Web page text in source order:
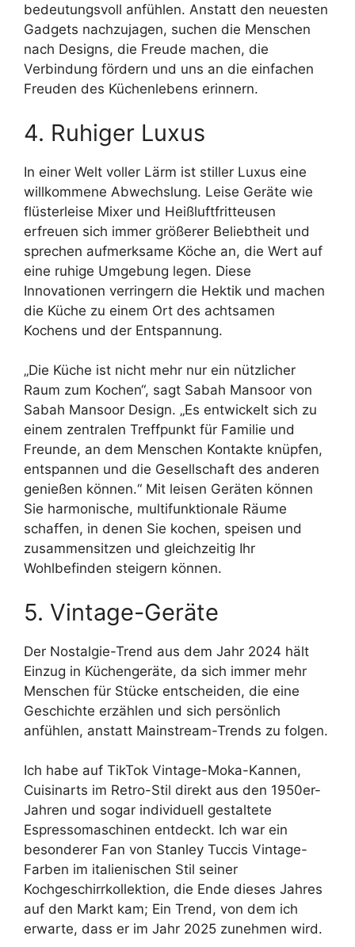
bedeutungsvoll anfühlen. Anstatt den neuesten
Gadgets nachzujagen, suchen die Menschen
nach Designs, die Freude machen, die
Verbindung fördern und uns an die einfachen
Freuden des Küchenlebens erinnern.
4. Ruhiger Luxus
In einer Welt voller Lärm ist stiller Luxus eine
willkommene Abwechslung. Leise Geräte wie
flüsterleise Mixer und Heißluftfritteusen
erfreuen sich immer größerer Beliebtheit und
sprechen aufmerksame Köche an, die Wert auf
eine ruhige Umgebung legen. Diese
Innovationen verringern die Hektik und machen
die Küche zu einem Ort des achtsamen
Kochens und der Entspannung.
„Die Küche ist nicht mehr nur ein nützlicher
Raum zum Kochen“, sagt Sabah Mansoor von
Sabah Mansoor Design. „Es entwickelt sich zu
einem zentralen Treffpunkt für Familie und
Freunde, an dem Menschen Kontakte knüpfen,
entspannen und die Gesellschaft des anderen
genießen können.“ Mit leisen Geräten können
Sie harmonische, multifunktionale Räume
schaffen, in denen Sie kochen, speisen und
zusammensitzen und gleichzeitig Ihr
Wohlbefinden steigern können.
5. Vintage-Geräte
Der Nostalgie-Trend aus dem Jahr 2024 hält
Einzug in Küchengeräte, da sich immer mehr
Menschen für Stücke entscheiden, die eine
Geschichte erzählen und sich persönlich
anfühlen, anstatt Mainstream-Trends zu folgen.
Ich habe auf TikTok Vintage-Moka-Kannen,
Cuisinarts im Retro-Stil direkt aus den 1950er-
Jahren und sogar individuell gestaltete
Espressomaschinen entdeckt. Ich war ein
besonderer Fan von Stanley Tuccis Vintage-
Farben im italienischen Stil seiner
Kochgeschirrkollektion, die Ende dieses Jahres
auf den Markt kam; Ein Trend, von dem ich
erwarte, dass er im Jahr 2025 zunehmen wird.